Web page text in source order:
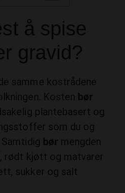
å spise
gravid?
samme kostrådene
Kosten bør
plantebasert og
som du og
bør mengden
rødt kjøtt og matvarer
sukker og salt